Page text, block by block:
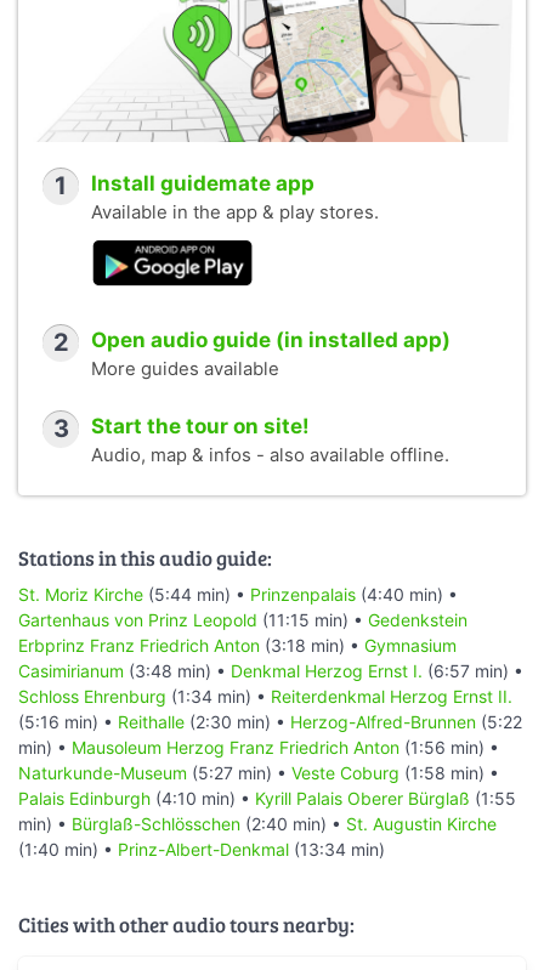
1 Install guidemate app
Available in the app & play stores.
2 Open audio guide (in installed app)
More guides available
3 Start the tour on site!
Audio, map & infos - also available offline.
Stations in this audio guide:
St. Moriz Kirche (5:44 min) • Prinzenpalais (4:40 min) •
Gartenhaus von Prinz Leopold (11:15 min) • Gedenkstein
Erbprinz Franz Friedrich Anton (3:18 min) • Gymnasium
Casimirianum (3:48 min) • Denkmal Herzog Ernst I. (6:57 min) •
Schloss Ehrenburg (1:34 min) • Reiterdenkmal Herzog Ernst II.
(5:16 min) • Reithalle (2:30 min) • Herzog-Alfred-Brunnen (5:22
min) • Mausoleum Herzog Franz Friedrich Anton (1:56 min) •
Naturkunde-Museum (5:27 min) • Veste Coburg (1:58 min) •
Palais Edinburgh (4:10 min) • Kyrill Palais Oberer Bürglaß (1:55
min) • Bürglaß-Schlösschen (2:40 min) • St. Augustin Kirche
(1:40 min) • Prinz-Albert-Denkmal (13:34 min)
Cities with other audio tours nearby: